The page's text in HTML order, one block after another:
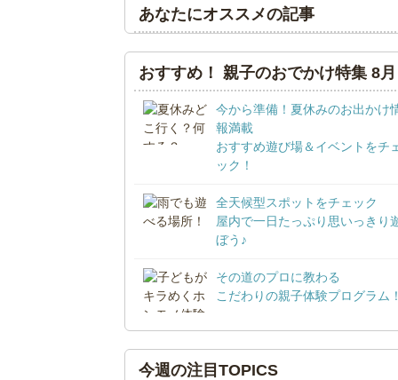
あなたにオススメの記事
おすすめ！ 親子のおでかけ特集 8月
今から準備！夏休みのお出かけ
報満載
おすすめ遊び場＆イベントをチ
ック！
全天候型スポットをチェック
屋内で一日たっぷり思いっきり
ぼう♪
その道のプロに教わる
こだわりの親子体験プログラム
今週の注目TOPICS